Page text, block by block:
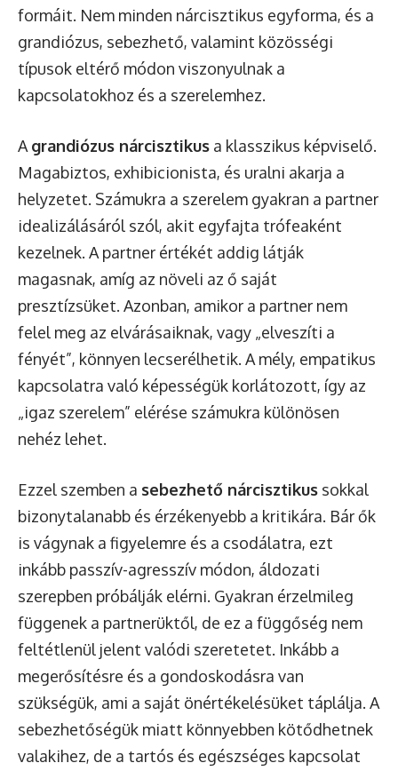
formáit. Nem minden nárcisztikus egyforma, és a
grandiózus, sebezhető, valamint közösségi
típusok eltérő módon viszonyulnak a
kapcsolatokhoz és a szerelemhez.
A grandiózus nárcisztikus a klasszikus képviselő.
Magabiztos, exhibicionista, és uralni akarja a
helyzetet. Számukra a szerelem gyakran a partner
idealizálásáról szól, akit egyfajta trófeaként
kezelnek. A partner értékét addig látják
magasnak, amíg az növeli az ő saját
presztízsüket. Azonban, amikor a partner nem
felel meg az elvárásaiknak, vagy „elveszíti a
fényét”, könnyen lecserélhetik. A mély, empatikus
kapcsolatra való képességük korlátozott, így az
„igaz szerelem” elérése számukra különösen
nehéz lehet.
Ezzel szemben a sebezhető nárcisztikus sokkal
bizonytalanabb és érzékenyebb a kritikára. Bár ők
is vágynak a figyelemre és a csodálatra, ezt
inkább passzív-agresszív módon, áldozati
szerepben próbálják elérni. Gyakran érzelmileg
függenek a partnerüktől, de ez a függőség nem
feltétlenül jelent valódi szeretetet. Inkább a
megerősítésre és a gondoskodásra van
szükségük, ami a saját önértékelésüket táplálja. A
sebezhetőségük miatt könnyebben kötődhetnek
valakihez, de a tartós és egészséges kapcsolat